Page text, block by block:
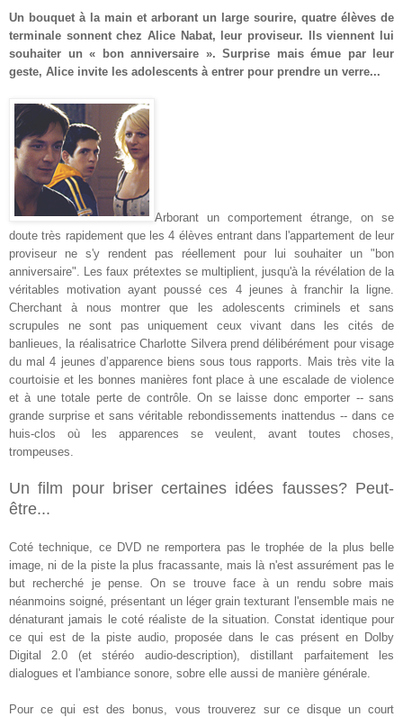
Un bouquet à la main et arborant un large sourire, quatre élèves de
terminale sonnent chez Alice Nabat, leur proviseur. Ils viennent lui
souhaiter un « bon anniversaire ». Surprise mais émue par leur
geste, Alice invite les adolescents à entrer pour prendre un verre...
Arborant un comportement étrange, on se
doute très rapidement que les 4 élèves entrant dans l'appartement de leur
proviseur ne s'y rendent pas réellement pour lui souhaiter un "bon
anniversaire". Les faux prétextes se multiplient, jusqu'à la révélation de la
véritables motivation ayant poussé ces 4 jeunes à franchir la ligne.
Cherchant à nous montrer que les adolescents criminels et sans
scrupules ne sont pas uniquement ceux vivant dans les cités de
banlieues, la réalisatrice Charlotte Silvera prend délibérément pour visage
du mal 4 jeunes d’apparence biens sous tous rapports. Mais très vite la
courtoisie et les bonnes manières font place à une escalade de violence
et à une totale perte de contrôle. On se laisse donc emporter -- sans
grande surprise et sans véritable rebondissements inattendus -- dans ce
huis-clos où les apparences se veulent, avant toutes choses,
trompeuses.
Un film pour briser certaines idées fausses? Peut-
être...
Coté technique, ce DVD ne remportera pas le trophée de la plus belle
image, ni de la piste la plus fracassante, mais là n'est assurément pas le
but recherché je pense. On se trouve face à un rendu sobre mais
néanmoins soigné, présentant un léger grain texturant l'ensemble mais ne
dénaturant jamais le coté réaliste de la situation. Constat identique pour
ce qui est de la piste audio, proposée dans le cas présent en Dolby
Digital 2.0 (et stéréo audio-description), distillant parfaitement les
dialogues et l'ambiance sonore, sobre elle aussi de manière générale
Pour ce qui est des bonus, vous trouverez sur ce disque un court